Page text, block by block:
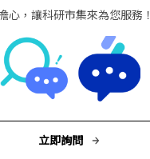
心，讓科研市集來為您服務！
立即詢問